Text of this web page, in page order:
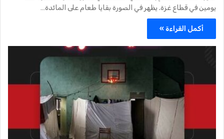
يومين في قطاع غزة. يظهر في الصورة بقايا طعام على المائدة…
أكمل القراءة »